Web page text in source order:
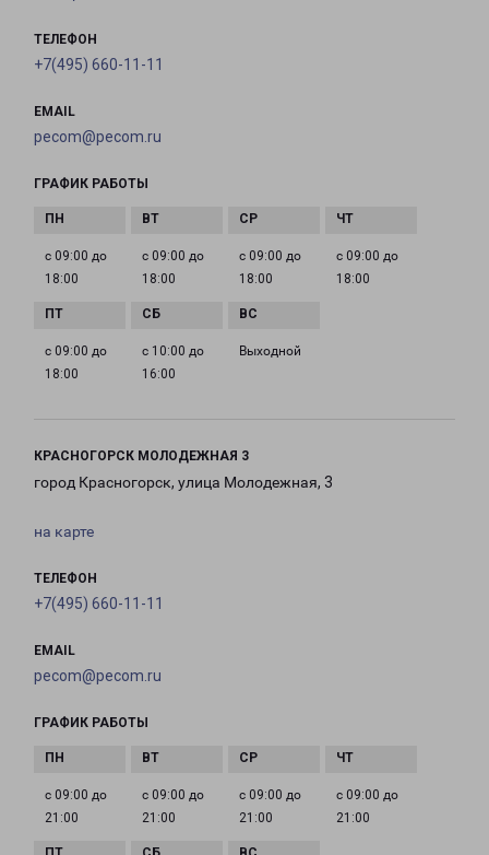
ТЕЛЕФОН
+7(495) 660-11-11
EMAIL
pecom@pecom.ru
ГРАФИК РАБОТЫ
с 09:00 до
18:00
с 09:00 до
18:00
с 09:00 до
18:00
с 09:00 до
18:00
с 09:00 до
18:00
с 10:00 до
16:00
Выходной
КРАСНОГОРСК МОЛОДЕЖНАЯ 3
город Красногорск, улица Молодежная, 3
на карте
ТЕЛЕФОН
+7(495) 660-11-11
EMAIL
pecom@pecom.ru
ГРАФИК РАБОТЫ
с 09:00 до
21:00
с 09:00 до
21:00
с 09:00 до
21:00
с 09:00 до
21:00